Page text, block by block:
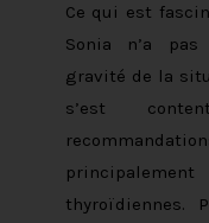
Ce qui est
Sonia n’a
gravité de la
s’est
thyroïdiennes.